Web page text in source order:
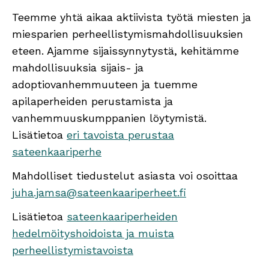
Teemme yhtä aikaa aktiivista työtä miesten ja
miesparien perheellistymismahdollisuuksien
eteen. Ajamme sijaissynnytystä, kehitämme
mahdollisuuksia sijais- ja
adoptiovanhemmuuteen ja tuemme
apilaperheiden perustamista ja
vanhemmuuskumppanien löytymistä.
Lisätietoa eri tavoista perustaa
sateenkaariperhe
Mahdolliset tiedustelut asiasta voi osoittaa
juha.jamsa@sateenkaariperheet.fi
Lisätietoa sateenkaariperheiden
hedelmöityshoidoista ja muista
perheellistymistavoista